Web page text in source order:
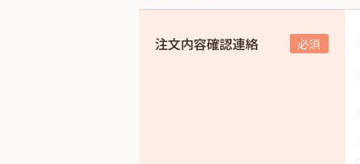
注文内容確認連絡